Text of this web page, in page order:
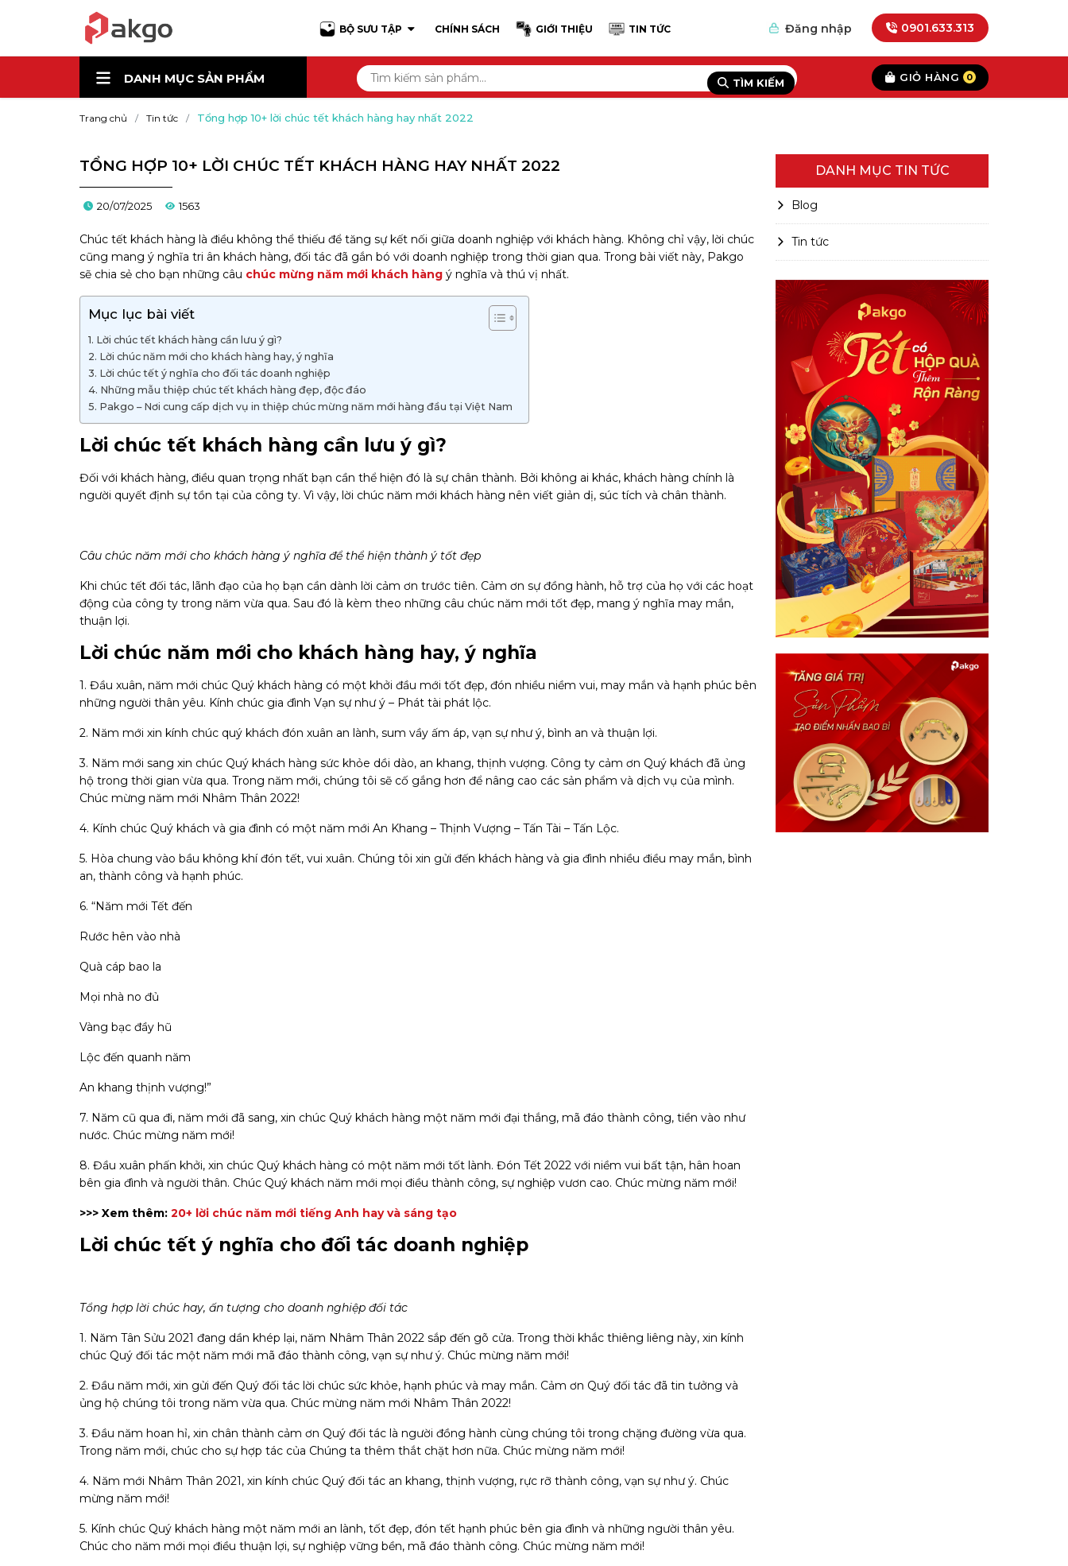
BỘ SƯU TẬP CHÍNH SÁCH GIỚI THIỆU TIN TỨC Đăng nhập 0901.633.313
DANH MỤC SẢN PHẨM TÌM KIẾM GIỎ HÀNG 0
Trang chủ Tin tức Tổng hợp 10+ lời chúc tết khách hàng hay nhất 2022
TỔNG HỢP 10+ LỜI CHÚC TẾT KHÁCH HÀNG HAY NHẤT 2022
20/07/2025 1563
Chúc tết khách hàng là điều không thể thiếu để tăng sự kết nối giữa doanh nghiệp với khách hàng. Không chỉ vậy, lời chúc
cũng mang ý nghĩa tri ân khách hàng, đối tác đã gắn bó với doanh nghiệp trong thời gian qua. Trong bài viết này, Pakgo
sẽ chia sẻ cho bạn những câu chúc mừng năm mới khách hàng ý nghĩa và thú vị nhất.
Mục lục bài viết
Lời chúc tết khách hàng cần lưu ý gì?
Lời chúc năm mới cho khách hàng hay, ý nghĩa
Lời chúc tết ý nghĩa cho đối tác doanh nghiệp
Những mẫu thiệp chúc tết khách hàng đẹp, độc đáo
Pakgo – Nơi cung cấp dịch vụ in thiệp chúc mừng năm mới hàng đầu tại Việt Nam
Lời chúc tết khách hàng cần lưu ý gì?
Đối với khách hàng, điều quan trọng nhất bạn cần thể hiện đó là sự chân thành. Bởi không ai khác, khách hàng chính là
người quyết định sự tồn tại của công ty. Vì vậy, lời chúc năm mới khách hàng nên viết giản dị, súc tích và chân thành.
Câu chúc năm mới cho khách hàng ý nghĩa để thể hiện thành ý tốt đẹp
Khi chúc tết đối tác, lãnh đạo của họ bạn cần dành lời cảm ơn trước tiên. Cảm ơn sự đồng hành, hỗ trợ của họ với các hoạt
động của công ty trong năm vừa qua. Sau đó là kèm theo những câu chúc năm mới tốt đẹp, mang ý nghĩa may mắn,
thuận lợi.
Lời chúc năm mới cho khách hàng hay, ý nghĩa
1. Đầu xuân, năm mới chúc Quý khách hàng có một khởi đầu mới tốt đẹp, đón nhiều niềm vui, may mắn và hạnh phúc bên
những người thân yêu. Kính chúc gia đình Vạn sự như ý – Phát tài phát lộc.
2. Năm mới xin kính chúc quý khách đón xuân an lành, sum vầy ấm áp, vạn sự như ý, bình an và thuận lợi.
3. Năm mới sang xin chúc Quý khách hàng sức khỏe dồi dào, an khang, thịnh vượng. Công ty cảm ơn Quý khách đã ủng
hộ trong thời gian vừa qua. Trong năm mới, chúng tôi sẽ cố gắng hơn để nâng cao các sản phẩm và dịch vụ của mình.
Chúc mừng năm mới Nhâm Thân 2022!
4. Kính chúc Quý khách và gia đình có một năm mới An Khang – Thịnh Vượng – Tấn Tài – Tấn Lộc.
5. Hòa chung vào bầu không khí đón tết, vui xuân. Chúng tôi xin gửi đến khách hàng và gia đình nhiều điều may mắn, bình
an, thành công và hạnh phúc.
6. “Năm mới Tết đến
Rước hên vào nhà
Quà cáp bao la
Mọi nhà no đủ
Vàng bạc đầy hũ
Lộc đến quanh năm
An khang thịnh vượng!”
7. Năm cũ qua đi, năm mới đã sang, xin chúc Quý khách hàng một năm mới đại thắng, mã đáo thành công, tiền vào như
nước. Chúc mừng năm mới!
8. Đầu xuân phấn khởi, xin chúc Quý khách hàng có một năm mới tốt lành. Đón Tết 2022 với niềm vui bất tận, hân hoan
bên gia đình và người thân. Chúc Quý khách năm mới mọi điều thành công, sự nghiệp vươn cao. Chúc mừng năm mới!
>>> Xem thêm: 20+ lời chúc năm mới tiếng Anh hay và sáng tạo
Lời chúc tết ý nghĩa cho đối tác doanh nghiệp
Tổng hợp lời chúc hay, ấn tượng cho doanh nghiệp đối tác
1. Năm Tân Sửu 2021 đang dần khép lại, năm Nhâm Thân 2022 sắp đến gõ cửa. Trong thời khắc thiêng liêng này, xin kính
chúc Quý đối tác một năm mới mã đáo thành công, vạn sự như ý. Chúc mừng năm mới!
2. Đầu năm mới, xin gửi đến Quý đối tác lời chúc sức khỏe, hạnh phúc và may mắn. Cảm ơn Quý đối tác đã tin tưởng và
ủng hộ chúng tôi trong năm vừa qua. Chúc mừng năm mới Nhâm Thân 2022!
3. Đầu năm hoan hỉ, xin chân thành cảm ơn Quý đối tác là người đồng hành cùng chúng tôi trong chặng đường vừa qua.
Trong năm mới, chúc cho sự hợp tác của Chúng ta thêm thắt chặt hơn nữa. Chúc mừng năm mới!
4. Năm mới Nhâm Thân 2021, xin kính chúc Quý đối tác an khang, thịnh vượng, rực rỡ thành công, vạn sự như ý. Chúc
mừng năm mới!
5. Kính chúc Quý khách hàng một năm mới an lành, tốt đẹp, đón tết hạnh phúc bên gia đình và những người thân yêu.
Chúc cho năm mới mọi điều thuận lợi, sự nghiệp vững bền, mã đáo thành công. Chúc mừng năm mới!
DANH MỤC TIN TỨC
Blog
Tin tức